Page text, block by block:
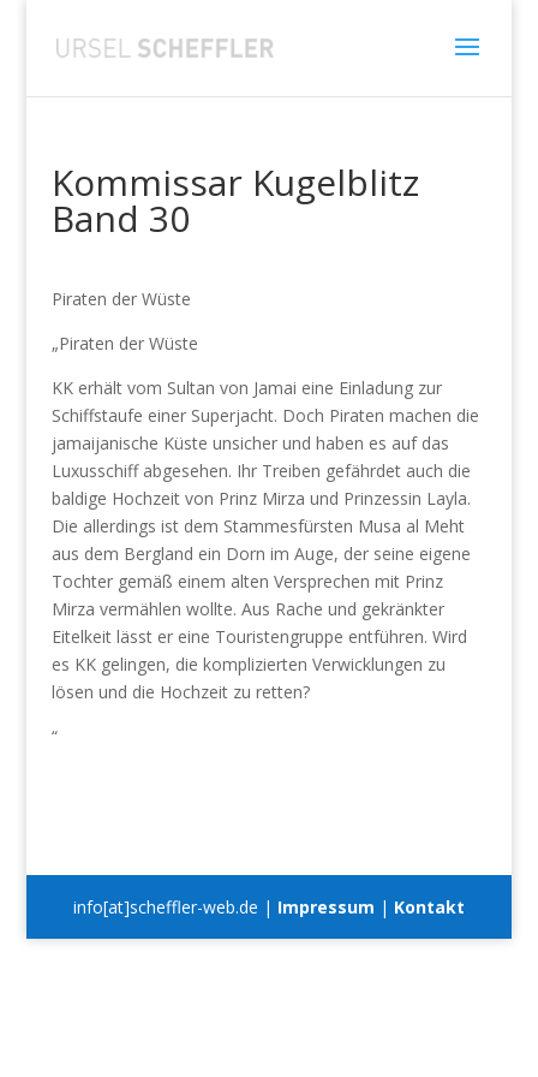
Kommissar Kugelblitz
Band 30
Piraten der Wüste
„Piraten der Wüste
KK erhält vom Sultan von Jamai eine Einladung zur
Schiffstaufe einer Superjacht. Doch Piraten machen die
jamaijanische Küste unsicher und haben es auf das
Luxusschiff abgesehen. Ihr Treiben gefährdet auch die
baldige Hochzeit von Prinz Mirza und Prinzessin Layla.
Die allerdings ist dem Stammesfürsten Musa al Meht
aus dem Bergland ein Dorn im Auge, der seine eigene
Tochter gemäß einem alten Versprechen mit Prinz
Mirza vermählen wollte. Aus Rache und gekränkter
Eitelkeit lässt er eine Touristengruppe entführen. Wird
es KK gelingen, die komplizierten Verwicklungen zu
lösen und die Hochzeit zu retten?
“
info[at]scheffler-web.de | Impressum | Kontakt